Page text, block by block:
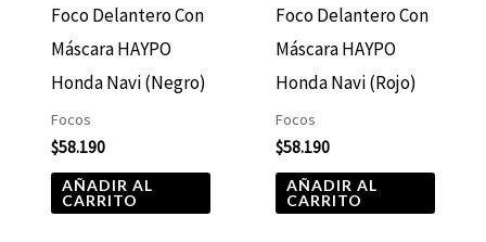
Foco Delantero Con
Máscara HAYPO
Honda Navi (Negro)
Focos
$58.190
AÑADIR AL
CARRITO
Foco Delantero Con
Máscara HAYPO
Honda Navi (Rojo)
Focos
$58.190
AÑADIR AL
CARRITO